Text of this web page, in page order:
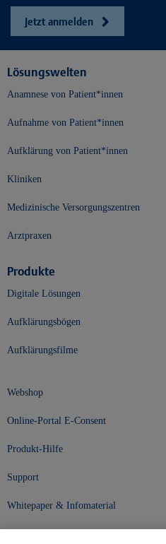
Jetzt anmelden
Lösungswelten
Anamnese von Patient*innen
Aufnahme von Patient*innen
Aufklärung von Patient*innen
Kliniken
Medizinische Versorgungszentren
Arztpraxen
Produkte
Digitale Lösungen
Aufklärungsbögen
Aufklärungsfilme
Webshop
Online-Portal E-Consent
Produkt-Hilfe
Support
Whitepaper & Infomaterial